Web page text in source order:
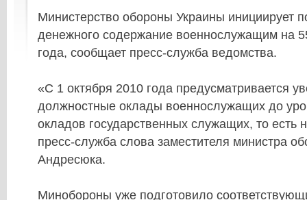
Министерство обороны Украины инициирует
денежного содержание военнослужащим на
года, сообщает пресс-служба ведомства.
«С 1 октября 2010 года предусматривается
должностные оклады военнослужащих до
окладов государственных служащих, то есть
пресс-служба слова заместителя министра
Андресюка.
Минобороны уже подготовило